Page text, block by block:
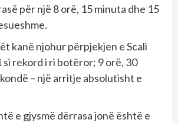
për një 8 orë, 15 minuta dhe 15
kanë njohur përpjekjen e Scali
si rekord i ri botëror; 9 orë, 30
– një arritje absolutisht e
e gjysmë dërrasa jonë është e